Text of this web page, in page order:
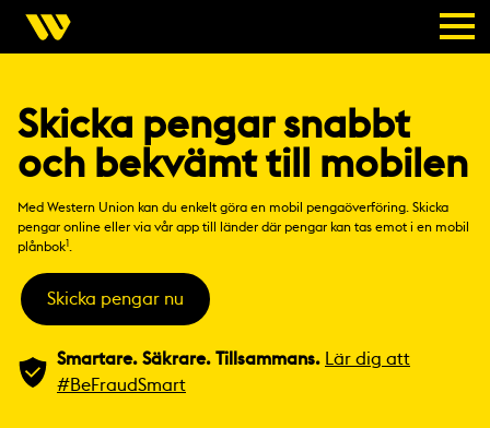
Skicka pengar snabbt
och bekvämt till mobilen
Med Western Union kan du enkelt göra en mobil pengaöverföring. Skicka
pengar online eller via vår app till länder där pengar kan tas emot i en mobil
plånbok1
Skicka pengar nu
Smartare. Säkrare. Tillsammans.
Lär dig att
#BeFraudSmart